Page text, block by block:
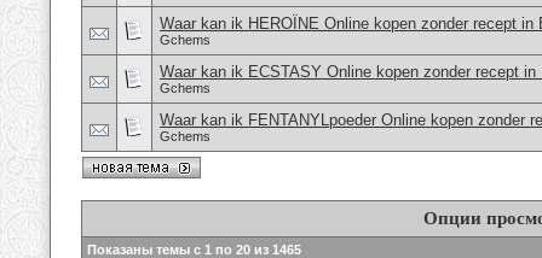
Waar kan ik HEROÏNE Online kopen zonder recept in
Gchems
Waar kan ik ECSTASY Online kopen zonder recept in
Gchems
Waar kan ik FENTANYLpoeder Online kopen zonder
Gchems
Опции
Показаны темы с 1 по 20 из 1465